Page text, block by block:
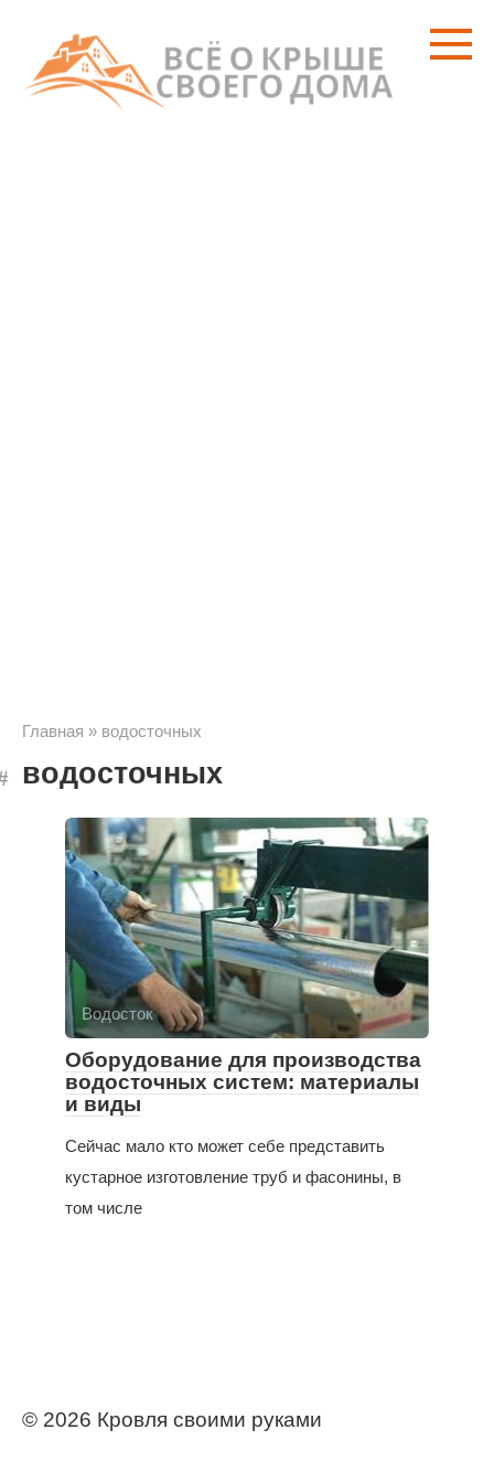
контенту
Главная » водосточных
водосточных
Водосток
Оборудование для производства
водосточных систем: материалы
и виды
Сейчас мало кто может себе представить
кустарное изготовление труб и фасонины, в
том числе
© 2026 Кровля своими руками